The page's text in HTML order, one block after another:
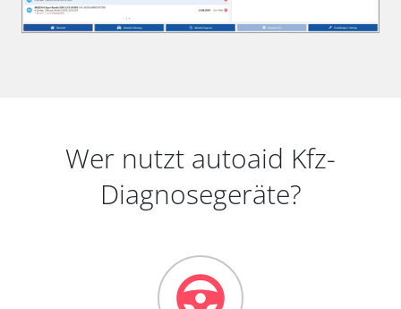
Wer nutzt autoaid Kfz-
Diagnosegeräte?